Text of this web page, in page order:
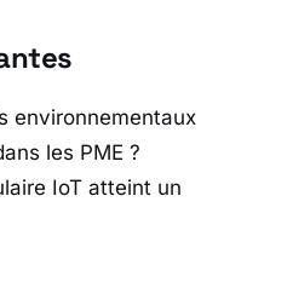
environnementaux
les PME ?
IoT atteint un